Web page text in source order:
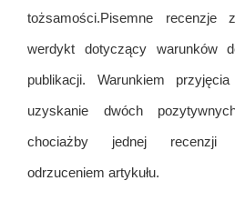
tożsamości.Pisemne recenzje
werdykt dotyczący warunków
publikacji. Warunkiem
uzyskanie dwóch
chociażby jednej recenzji
odrzuceniem artykułu.